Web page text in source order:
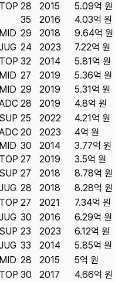
TOP 28 2015 5.09억 원
35 2016 4.03억 원
MID 29 2018 9.64억 원
24 2023 7.22억 원
TOP 32 2014 5.81억 원
MID 27 2019 5.36억 원
MID 29 2019 5.31억 원
28 2019 4.8억 원
SUP 25 2022 4.21억 원
20 2023 4억 원
MID 30 2014 3.77억 원
TOP 27 2019 3.5억 원
SUP 27 2018 8.78억 원
28 2018 8.28억 원
TOP 27 2021 7.34억 원
30 2016 6.29억 원
SUP 23 2023 6.12억 원
33 2014 5.85억 원
MID 28 2015 5억 원
TOP 30 2017 4.66억 원